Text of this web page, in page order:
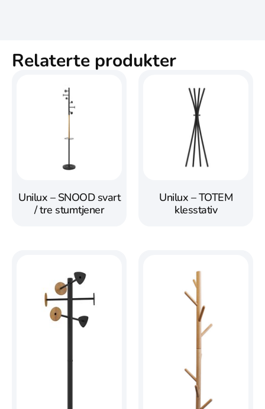
Relaterte produkter
Unilux – SNOOD svart
/ tre stumtjener
Unilux – TOTEM
klesstativ